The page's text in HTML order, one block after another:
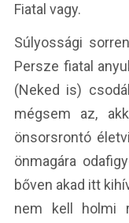
Fiatal vagy.
Súlyossági
Persze fiatal
(Neked is)
mégsem az,
önsorsrontó
önmagára
bőven akad itt
nem kell holmi